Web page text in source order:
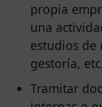
propia
una
estudios de
gestoría,
Tramitar